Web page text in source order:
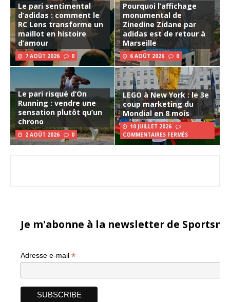
Le pari sentimental
d’adidas : comment le
RC Lens transforme un
maillot en histoire
d’amour
7 AOÛT 2026 0
Pourquoi l’affichage
monumental de
Zinedine Zidane par
adidas est de retour à
Marseille
6 AOÛT 2026 0
Le pari risqué d’On
Running : vendre une
sensation plutôt qu’un
chrono
2 AOÛT 2026 0
LEGO à New York : le 3e
coup marketing du
Mondial en 8 mois
10 JUILLET 2026
COMMENTAIRES FERMÉS
Je m'abonne à la newsletter de
Adresse e-mail *